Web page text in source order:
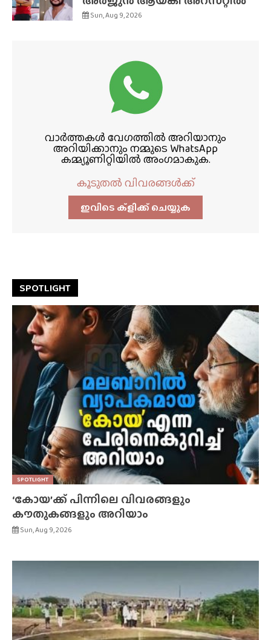
Sun, Aug 9, 2026
വാർത്തകൾ വേഗത്തിൽ അറിയാനും
അറിയിക്കാനും നമ്മുടെ WhatsApp
കമ്മ്യൂണിറ്റിയിൽ അംഗമാകുക.
കൂടുതൽ വിവരങ്ങൾക്ക്
ഇവിടെ ക്ളിക്ക്‌ ചെയ്യുക
SPOTLIGHT
SPOTLIGHT
‘കോയ’ക്ക് പിന്നിലെ വിവരങ്ങളും
കൗതുകങ്ങളും അറിയാം
Sun, Aug 9, 2026